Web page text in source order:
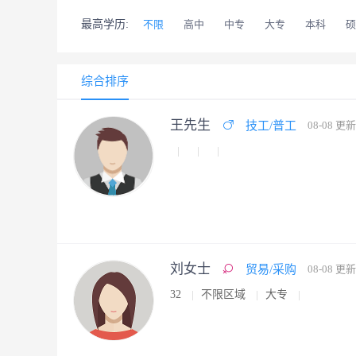
最高学历: 不限 高中 中专 大专 本科
综合排序
王先生 技工/普工 08-08 更新
刘女士 贸易/采购 08-08 更新
32 不限区域 大专